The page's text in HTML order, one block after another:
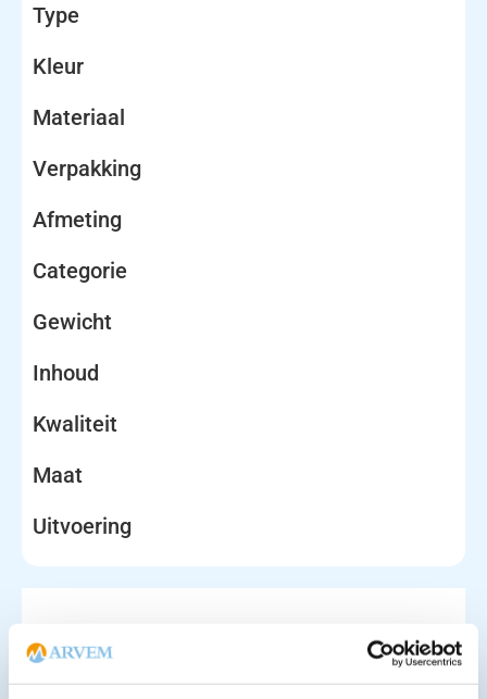
Type
Kleur
Materiaal
Verpakking
Afmeting
Categorie
Gewicht
Inhoud
Kwaliteit
Maat
Uitvoering